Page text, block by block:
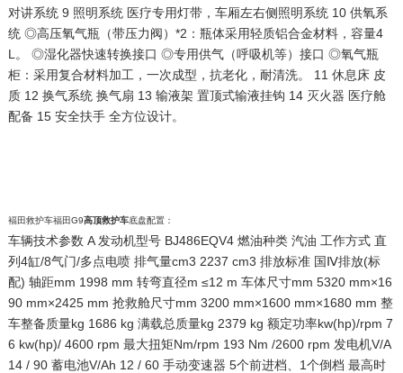
对讲系统 9 照明系统 医疗专用灯带，车厢左右侧照明系统 10 供氧系
统 ◎高压氧气瓶（带压力阀）*2：瓶体采用轻质铝合金材料，容量4
L。 ◎湿化器快速转换接口 ◎专用供气（呼吸机等）接口 ◎氧气瓶
柜：采用复合材料加工，一次成型，抗老化，耐清洗。 11 休息床 皮
质 12 换气系统 换气扇 13 输液架 置顶式输液挂钩 14 灭火器 医疗舱
配备 15 安全扶手 全方位设计。
褔田救护车福田G9高顶救护车底盘配置：
车辆技术参数 A 发动机型号 BJ486EQV4 燃油种类 汽油 工作方式 直
列4缸/8气门/多点电喷 排气量cm3 2237 cm3 排放标准 国Ⅳ排放(标
配) 轴距mm 1998 mm 转弯直径m ≤12 m 车体尺寸mm 5320 mm×16
90 mm×2425 mm 抢救舱尺寸mm 3200 mm×1600 mm×1680 mm 整
车整备质量kg 1686 kg 满载总质量kg 2379 kg 额定功率kw(hp)/rpm 7
6 kw(hp)/ 4600 rpm 最大扭矩Nm/rpm 193 Nm /2600 rpm 发电机V/A
14 / 90 蓄电池V/Ah 12 / 60 手动变速器 5个前进档、1个倒档 最高时